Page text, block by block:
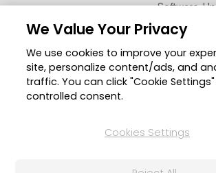
Software-
Lernen +
Community
Mitgliederbereich
Blog
Region
We Value Your Privacy
We use cookies to improve your
site, personalize content/ads, and
traffic. You can click "Cookie
controlled consent.
Cookies Settings